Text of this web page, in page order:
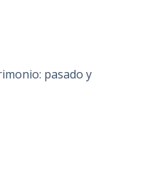
pasado y